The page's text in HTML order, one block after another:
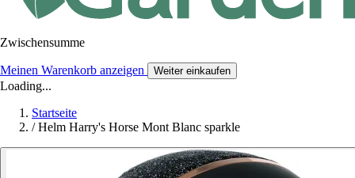
Zwischensumme
Meinen Warenkorb anzeigen Weiter einkaufen
Loading...
Startseite
/ Helm Harry's Horse Mont Blanc sparkle